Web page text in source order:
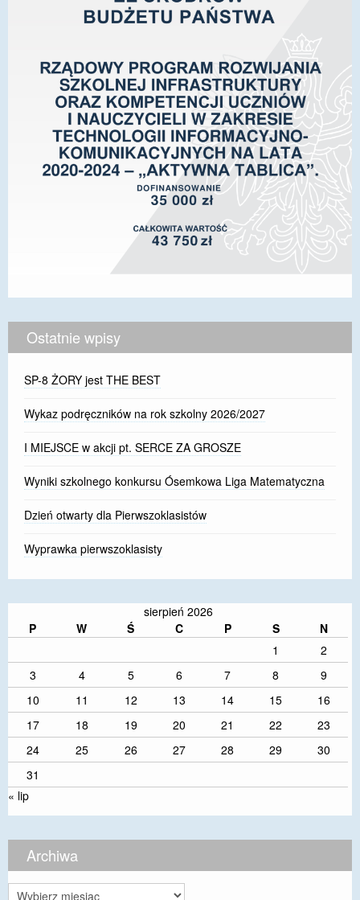
Ostatnie wpisy
SP-8 ŻORY jest THE BEST
Wykaz podręczników na rok szkolny 2026/2027
I MIEJSCE w akcji pt. SERCE ZA GROSZE
Wyniki szkolnego konkursu Ósemkowa Liga Matematyczna
Dzień otwarty dla Pierwszoklasistów
Wyprawka pierwszoklasisty
sierpień 2026
P
W Ś C P S
N
1
2
3
4 5 6 7 8
9
10
11 12 13 14 15
16
17
18 19 20 21 22
23
24
25 26 27 28 29
30
31
« lip
Archiwa
Archiwa